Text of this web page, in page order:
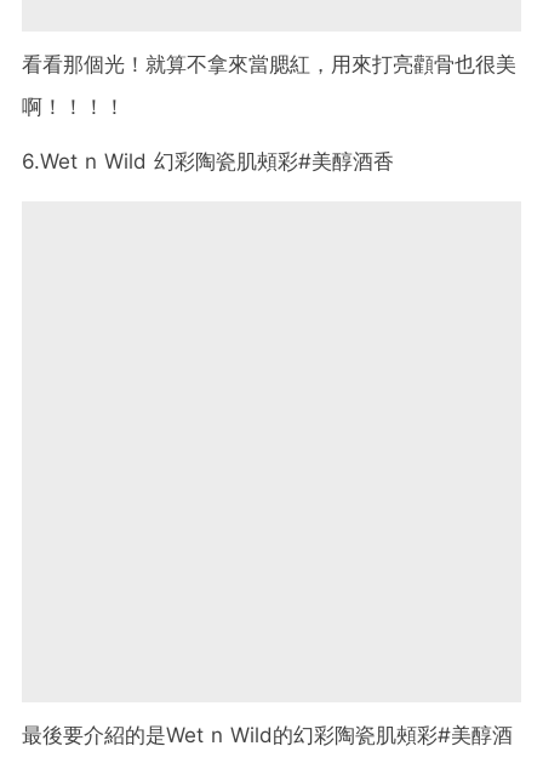
看看那個光！就算不拿來當腮紅，用來打亮顴骨也很美
啊！！！！
6.Wet n Wild 幻彩陶瓷肌頰彩#美醇酒香
最後要介紹的是Wet n Wild的幻彩陶瓷肌頰彩#美醇酒